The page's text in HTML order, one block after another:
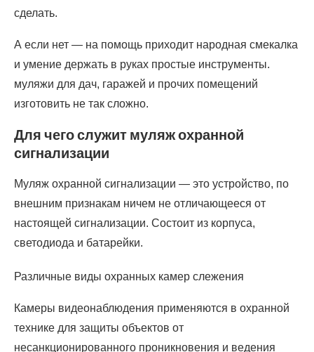
сделать.
А если нет — на помощь приходит народная смекалка
и умение держать в руках простые инструменты.
муляжи для дач, гаражей и прочих помещений
изготовить не так сложно.
Для чего служит муляж охранной
сигнализации
Муляж охранной сигнализации — это устройство, по
внешним признакам ничем не отличающееся от
настоящей сигнализации. Состоит из корпуса,
светодиода и батарейки.
Различные виды охранных камер слежения
Камеры видеонаблюдения применяются в охранной
технике для защиты объектов от
несанкционированного проникновения и ведения